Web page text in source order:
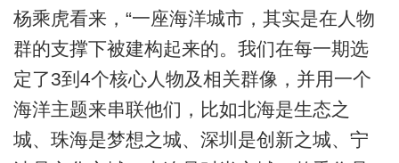
杨乘虎看来，“一座海洋城市，其实是在人物
群的支撑下被建构起来的。我们在每一期选
定了3到4个核心人物及相关群像，并用一个
海洋主题来串联他们，比如北海是生态之
城、珠海是梦想之城、深圳是创新之城、宁